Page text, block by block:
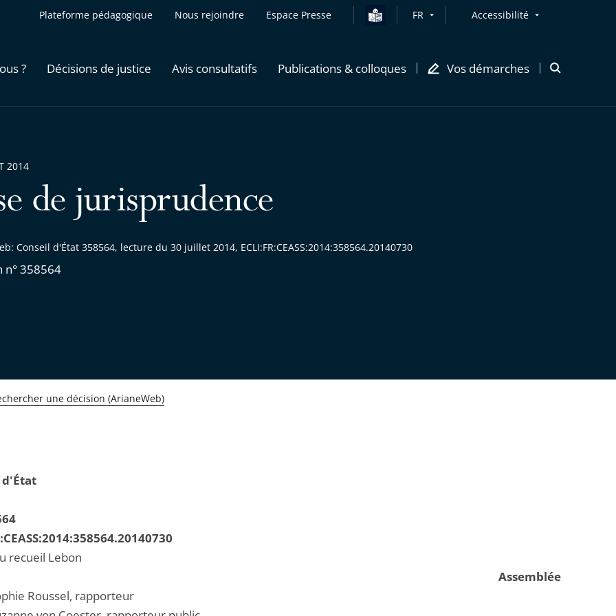
Plateforme pédagogique Nous rejoindre Espace Presse FR Accessibilité
? Décisions de justice Avis consultatifs Publications & colloques Vos démarches
Ouvrir
de jurisprudence
Conseil d'État 358564, lecture du 30 juillet 2014, ECLI:FR:CEASS:2014:358564.20140730
n° 358564
2014
une décision (ArianeWeb)
d'État
recueil Lebon
Assemblée
Roussel, rapporteur